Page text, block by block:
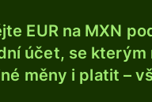
EUR na MXN
účet, se
měny i platit –